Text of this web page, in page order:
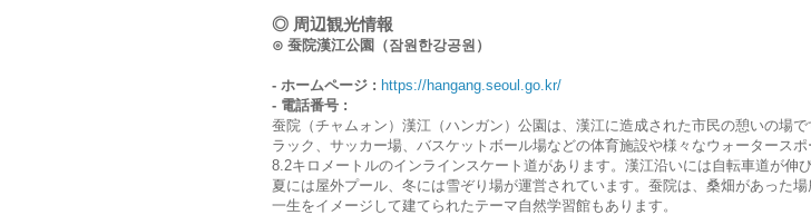
◎ 周辺観光情報
⊙ 蚕院漢江公園（잠원한강공원）
- ホームページ : https://hangang.seoul.go.kr/
- 電話番号 :
蚕院（チャムォン）漢江（ハンガン）公園は、漢江に造成された市民の憩いの場で
ラック、サッカー場、バスケットボール場などの体育施設や様々なウォータースポ
8.2キロメートルのインラインスケート道があります。漢江沿いには自転車道が伸び
夏には屋外プール、冬には雪ぞり場が運営されています。蚕院は、桑畑があった
一生をイメージして建てられたテーマ自然学習館もあります。